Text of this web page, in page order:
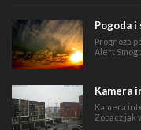
Pogoda i
Prognoza
Alert
Kamera
Kamera
Zobacz jak